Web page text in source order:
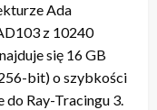
Ada
z 10240
się 16 GB
bit) o szybkości
do Ray-Tracingu 3.